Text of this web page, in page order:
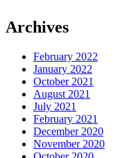
Archives
February 2022
January 2022
October 2021
August 2021
July 2021
February 2021
December 2020
November 2020